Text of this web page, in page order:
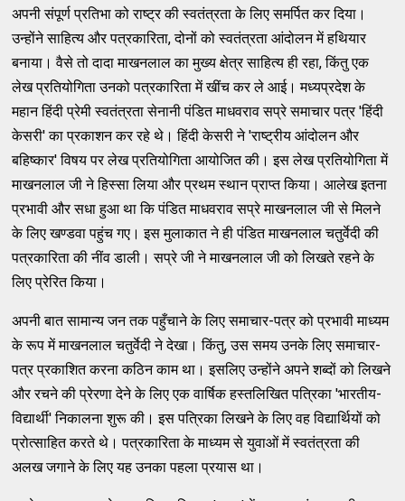
अपनी संपूर्ण प्रतिभा को राष्ट्र की स्वतंत्रता के लिए समर्पित कर दिया।
उन्होंने साहित्य और पत्रकारिता, दोनों को स्वतंत्रता आंदोलन में हथियार
बनाया। वैसे तो दादा माखनलाल का मुख्य क्षेत्र साहित्य ही रहा, किंतु एक
लेख प्रतियोगिता उनको पत्रकारिता में खींच कर ले आई। मध्यप्रदेश के
महान हिंदी प्रेमी स्वतंत्रता सेनानी पंडित माधवराव सप्रे समाचार पत्र 'हिंदी
केसरी' का प्रकाशन कर रहे थे। हिंदी केसरी ने 'राष्ट्रीय आंदोलन और
बहिष्कार' विषय पर लेख प्रतियोगिता आयोजित की। इस लेख प्रतियोगिता में
माखनलाल जी ने हिस्सा लिया और प्रथम स्थान प्राप्त किया। आलेख इतना
प्रभावी और सधा हुआ था कि पंडित माधवराव सप्रे माखनलाल जी से मिलने
के लिए खण्डवा पहुंच गए। इस मुलाकात ने ही पंडित माखनलाल चतुर्वेदी की
पत्रकारिता की नींव डाली। सप्रे जी ने माखनलाल जी को लिखते रहने के
लिए प्रेरित किया।
अपनी बात सामान्य जन तक पहुँचाने के लिए समाचार-पत्र को प्रभावी माध्यम
के रूप में माखनलाल चतुर्वेदी ने देखा। किंतु, उस समय उनके लिए समाचार-
पत्र प्रकाशित करना कठिन काम था। इसलिए उन्होंने अपने शब्दों को लिखने
और रचने की प्रेरणा देने के लिए एक वार्षिक हस्तलिखित पत्रिका 'भारतीय-
विद्यार्थी' निकालना शुरू की। इस पत्रिका लिखने के लिए वह विद्यार्थियों को
प्रोत्साहित करते थे। पत्रकारिता के माध्यम से युवाओं में स्वतंत्रता की
अलख जगाने के लिए यह उनका पहला प्रयास था।